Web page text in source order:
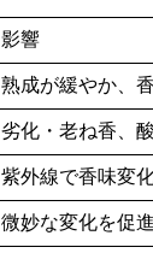
影響
熟成が緩やか、
劣化・老ね香、
紫外線で香味変
微妙な変化を促